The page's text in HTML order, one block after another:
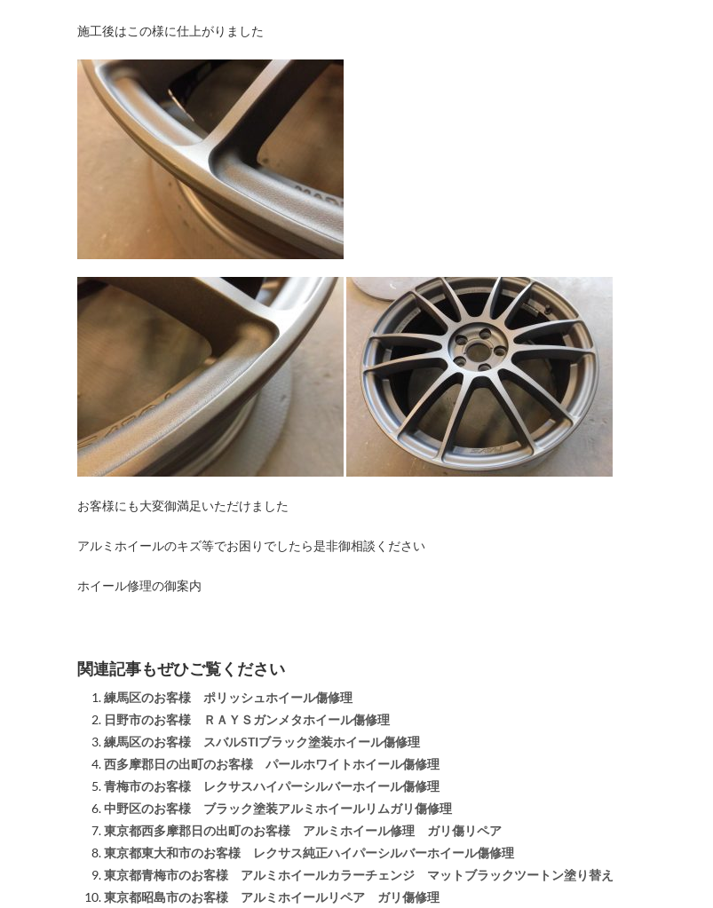
施工後はこの様に仕上がりました
お客様にも大変御満足いただけました
アルミホイールのキズ等でお困りでしたら是非御相談ください
ホイール修理の御案内
関連記事もぜひご覧ください
練馬区のお客様 ポリッシュホイール傷修理
日野市のお客様 ＲＡＹＳガンメタホイール傷修理
練馬区のお客様 スバルSTIブラック塗装ホイール傷修理
西多摩郡日の出町のお客様 パールホワイトホイール傷修理
青梅市のお客様 レクサスハイパーシルバーホイール傷修理
中野区のお客様 ブラック塗装アルミホイールリムガリ傷修理
東京都西多摩郡日の出町のお客様 アルミホイール修理 ガリ傷リペア
東京都東大和市のお客様 レクサス純正ハイパーシルバーホイール傷修理
東京都青梅市のお客様 アルミホイールカラーチェンジ マットブラックツートン塗り替え
東京都昭島市のお客様 アルミホイールリペア ガリ傷修理